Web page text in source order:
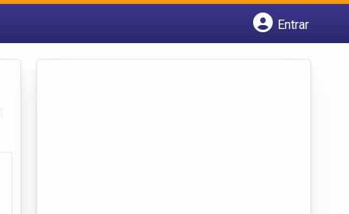
Entrar